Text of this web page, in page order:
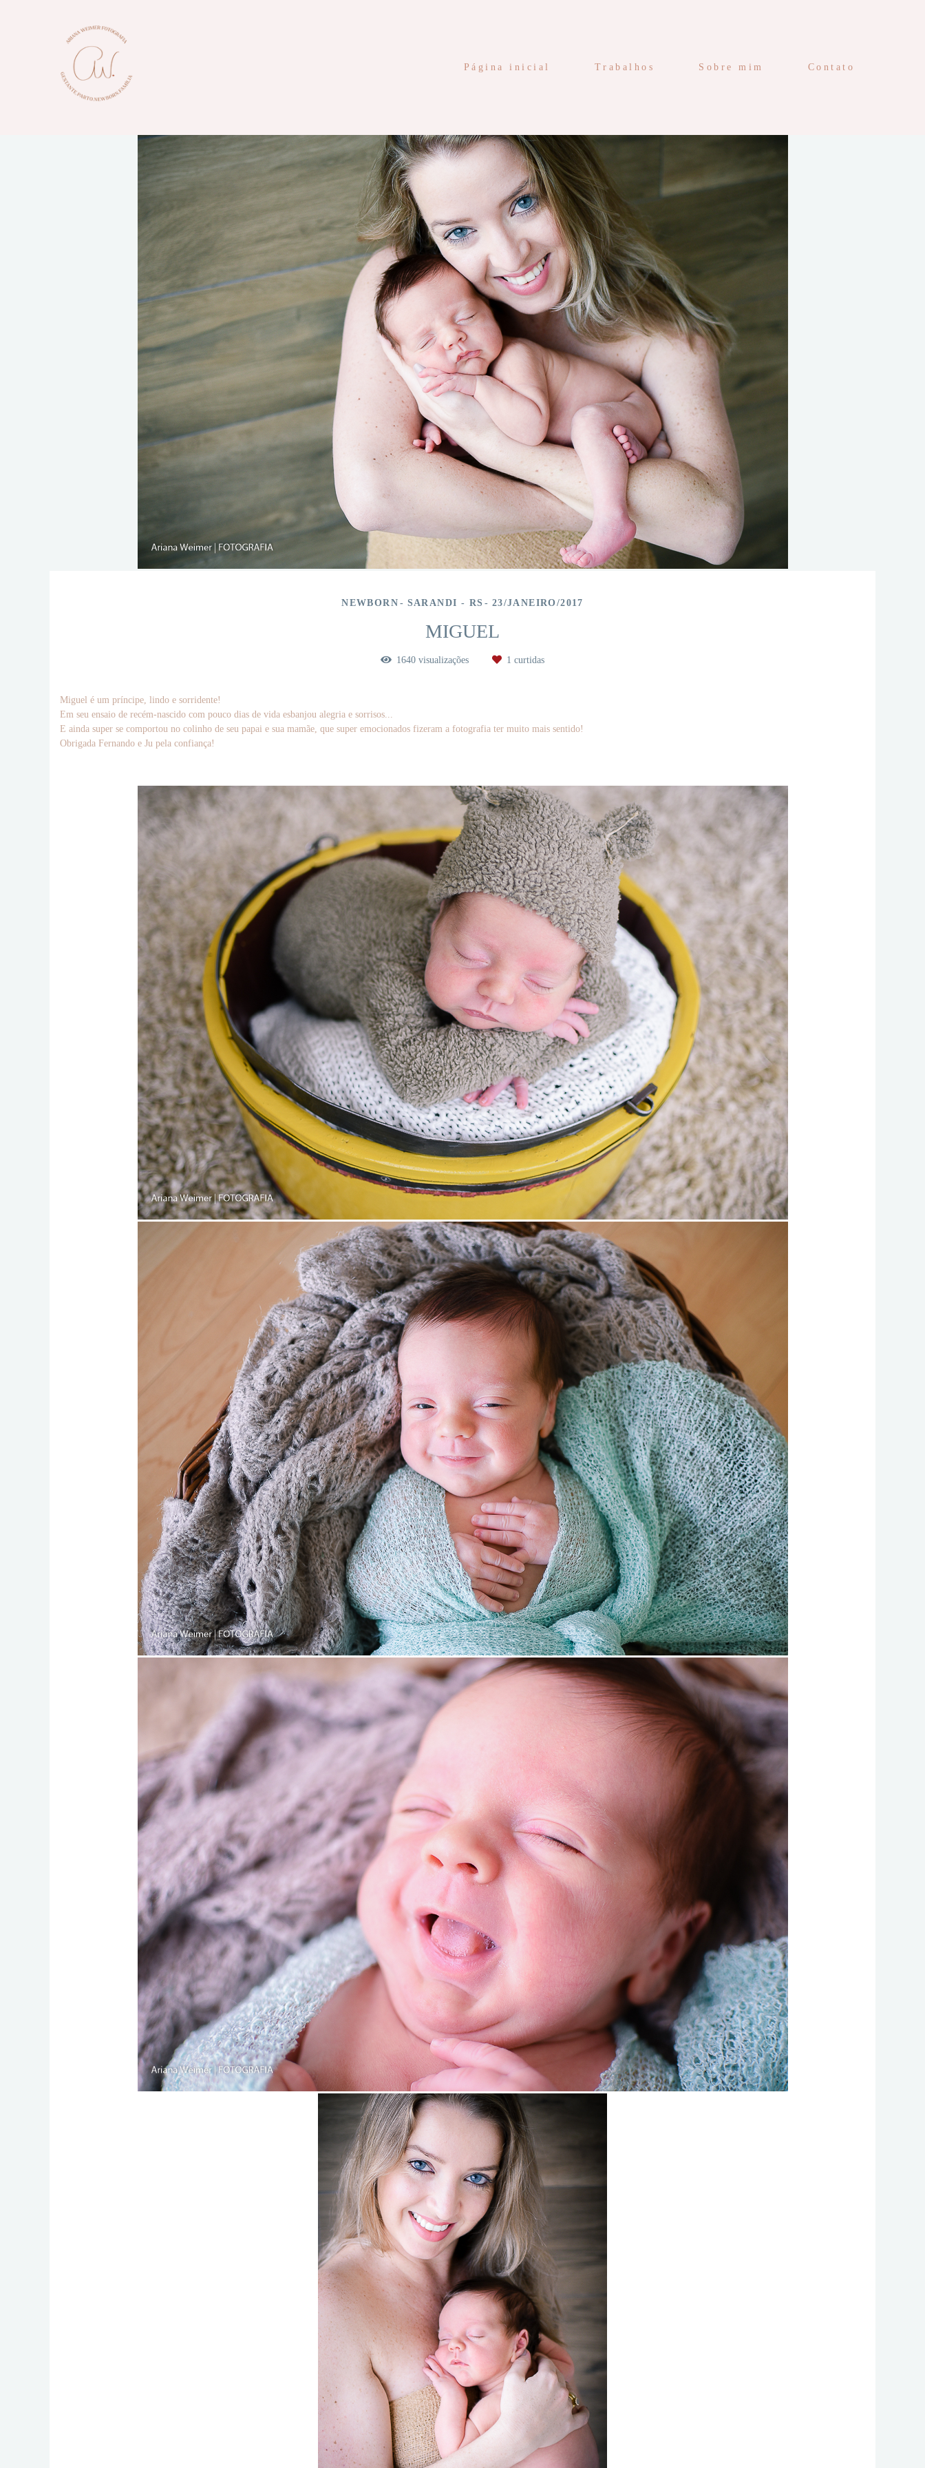
Página inicial Trabalhos Sobre mim Contato
NEWBORN SARANDI - RS 23/JANEIRO/2017
MIGUEL
1640 visualizações 1 curtidas
Miguel é um príncipe, lindo e sorridente!
Em seu ensaio de recém-nascido com pouco dias de vida esbanjou alegria e sorrisos...
E ainda super se comportou no colinho de seu papai e sua mamãe, que super emocionados fizeram a fotografia ter muito mais sentido!
Obrigada Fernando e Ju pela confiança!